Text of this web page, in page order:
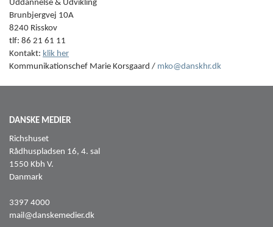
Uddannelse & Udvikling
Brunbjergvej 10A
8240 Risskov
tlf: 86 21 61 11
Kontakt: klik her
Kommunikationschef Marie Korsgaard / mko@danskhr.dk
DANSKE MEDIER
Richshuset
Rådhuspladsen 16, 4. sal
1550 Kbh V.
Danmark
3397 4000
mail@danskemedier.dk